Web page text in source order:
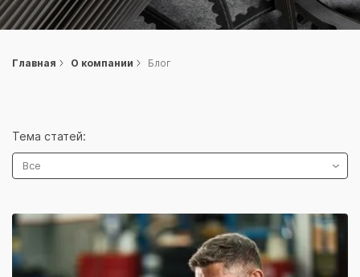
Главная О компании Блог
Тема статей:
Все